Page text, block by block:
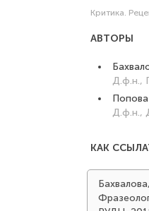
Критика.
АВТОРЫ
Д.ф.н.,
Д.ф.н.,
КАК